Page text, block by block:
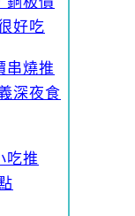
好吃
串燒推
深夜食
吃推